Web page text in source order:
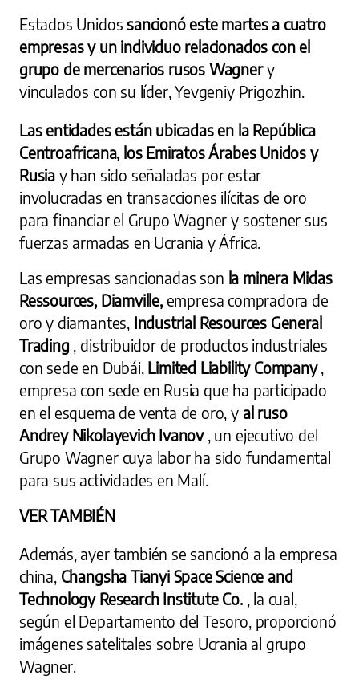
Estados Unidossancionó este martes a cuatro
empresas y un individuo relacionados con el
grupo de mercenarios rusos Wagnery
vinculados con su líder, Yevgeniy Prigozhin.
Las entidades están ubicadas en la República
Centroafricana, los Emiratos Árabes Unidos y
Rusia y han sido señaladas por estar
involucradas en transacciones ilícitas de oro
para financiar el Grupo Wagner y sostener sus
fuerzas armadas en Ucrania y África.
Las empresas sancionadas son la minera Midas
Ressources, Diamville, empresa compradora de
oro y diamantes, Industrial Resources General
Trading
, distribuidor de productos industriales
con sede en Dubái, Limited Liability Company
empresa con sede en Rusia que ha participado
en el esquema de venta de oro, y al ruso
Andrey Nikolayevich Ivanov , un ejecutivo del
Grupo Wagner cuya labor ha sido fundamental
para sus actividades en Malí.
VER TAMBIÉN
Además, ayer también se sancionó a la empresa
china, Changsha Tianyi Space Science and
Technology Research Institute Co. , la cual,
según el Departamento del Tesoro, proporcionó
imágenes satelitales sobre Ucrania al grupo
Wagner.